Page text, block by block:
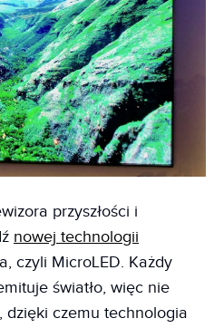
przyszłości i
nowej technologii
czyli MicroLED. Każdy
światło, więc nie
czemu technologia